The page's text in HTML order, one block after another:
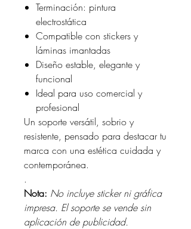
Terminación: pintura
electrostática
Compatible con stickers y
láminas imantadas
Diseño estable, elegante y
funcional
Ideal para uso comercial y
profesional
Un soporte versátil, sobrio y
resistente, pensado para destacar tu
marca con una estética cuidada y
contemporánea.
.
Nota: No incluye sticker ni gráfica
impresa. El soporte se vende sin
aplicación de publicidad.